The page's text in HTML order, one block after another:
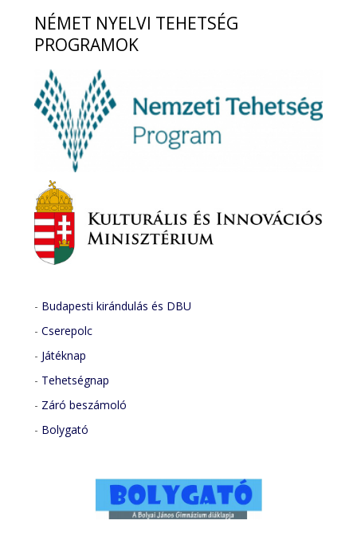
NÉMET NYELVI TEHETSÉG
PROGRAMOK
- Budapesti kirándulás és DBU
-Cserepolc
- Játéknap
- Tehetségnap
- Záró beszámoló
- Bolygató